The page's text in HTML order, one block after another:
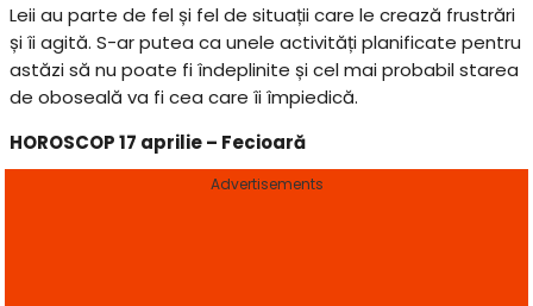
Leii au parte de fel și fel de situații care le crează frustrări
și îi agită. S-ar putea ca unele activități planificate pentru
astăzi să nu poate fi îndeplinite și cel mai probabil starea
de oboseală va fi cea care îi împiedică.
HOROSCOP 17 aprilie – Fecioară
Advertisements